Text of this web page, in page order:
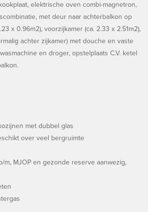
elektrische oven combi-magnetron,
met deur naar achterbalkon op
x 0.96m2), voorzijkamer (ca. 2.33 x 2.51m2),
achter zijkamer) met douche en vaste
en droger, opstelplaats C.V. ketel
met dubbel glas
over veel bergruimte
m, MJOP en gezonde reserve aanwezig,